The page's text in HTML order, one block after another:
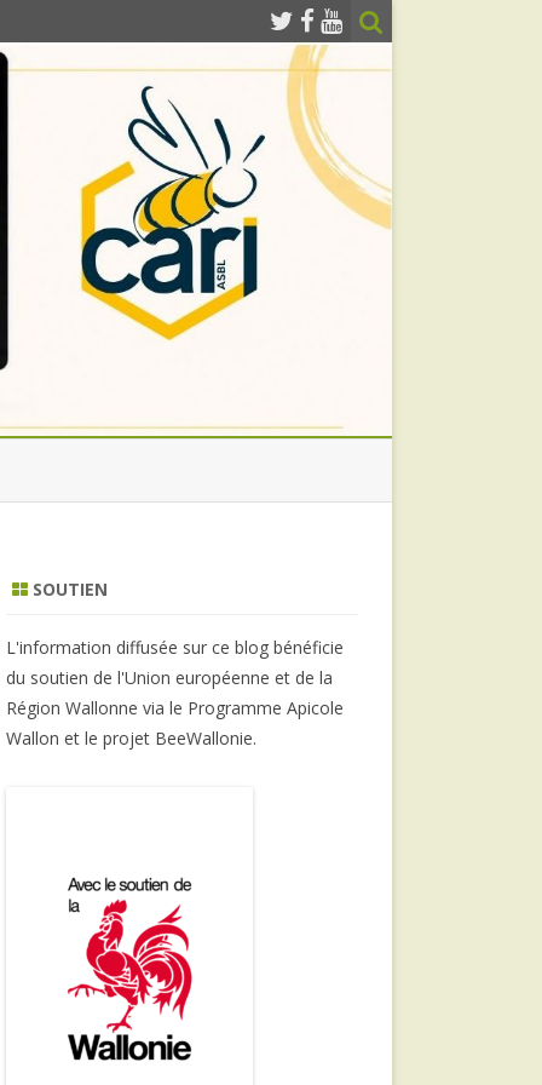
SOUTIEN
L'information diffusée sur ce blog bénéficie
du soutien de l'Union européenne et de la
Région Wallonne via le Programme Apicole
Wallon et le projet BeeWallonie.